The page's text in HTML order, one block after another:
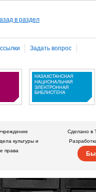
в раздел
Задать вопрос
культуры и
права
Сделано в